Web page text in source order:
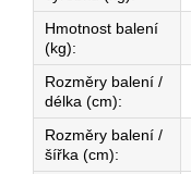
Hmotnost balení
(kg):
Rozměry balení /
délka (cm):
Rozměry balení /
šířka (cm):